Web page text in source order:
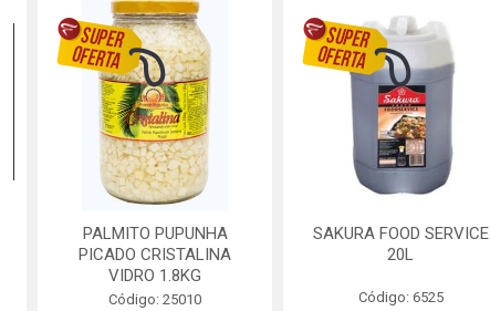
PALMITO PUPUNHA
PICADO CRISTALINA
VIDRO 1.8KG
Código: 25010
SAKURA FOOD SERVICE
20L
Código: 6525